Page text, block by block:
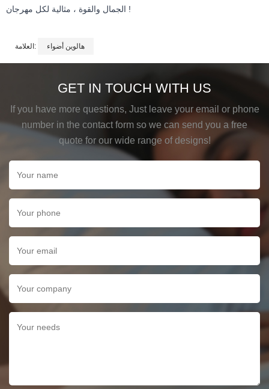
الجمال والقوة ، مثالية لكل مهرجان !
العلامة: هالوين أضواء
GET IN TOUCH WITH US
If you have more questions, Just leave your email or phone
number in the contact form so we can send you a free
quote for our wide range of designs!